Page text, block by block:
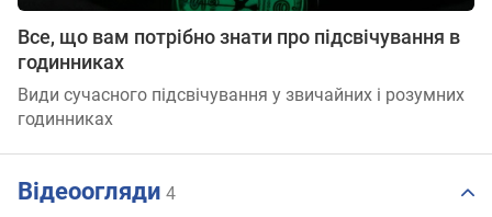
Все, що вам потрібно знати про підсвічування в
годинниках
Види сучасного підсвічування у звичайних і розумних
годинниках
Відеоогляди 4